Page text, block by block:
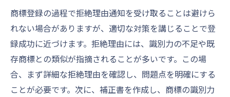
商標登録の過程で拒絶理由通知を受け取ることは避けら
れない場合がありますが、適切な対策を講じることで登
録成功に近づけます。拒絶理由には、識別力の不足や既
存商標との類似が指摘されることが多いです。この場
合、まず詳細な拒絶理由を確認し、問題点を明確にする
ことが必要です。次に、補正書を作成し、商標の識別力